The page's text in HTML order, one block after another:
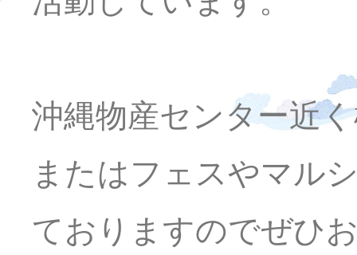
沖縄物産センター近
またはフェスやマル
ておりますのでぜひ